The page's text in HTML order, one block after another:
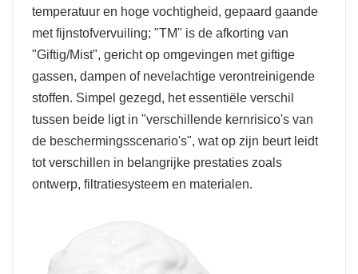
temperatuur en hoge vochtigheid, gepaard gaande
met fijnstofvervuiling; "TM" is de afkorting van
"Giftig/Mist", gericht op omgevingen met giftige
gassen, dampen of nevelachtige verontreinigende
stoffen. Simpel gezegd, het essentiële verschil
tussen beide ligt in "verschillende kernrisico's van
de beschermingsscenario's", wat op zijn beurt leidt
tot verschillen in belangrijke prestaties zoals
ontwerp, filtratiesysteem en materialen.